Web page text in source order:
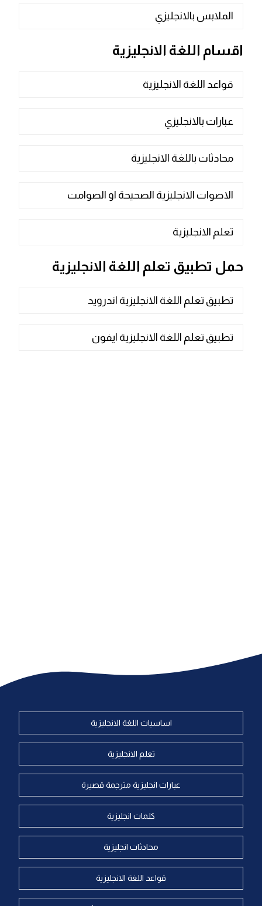
الملابس بالانجليزي
اقسام اللغة الانجليزية
قواعد اللغة الانجليزية
عبارات بالانجليزي
محادثات باللغة الانجليزية
الاصوات الانجليزية الصحيحة او الصوامت
تعلم الانجليزية
حمل تطبيق تعلم اللغة الانجليزية
تطبيق تعلم اللغة الانجليزية اندرويد
تطبيق تعلم اللغة الانجليزية ايفون
اساسيات اللغة الانجليزية
تعلم الانجليزية
عبارات انجليزية مترجمة قصيرة
كلمات انجليزية
محادثات انجليزية
قواعد اللغة الانجليزية